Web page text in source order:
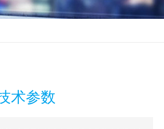
术参数